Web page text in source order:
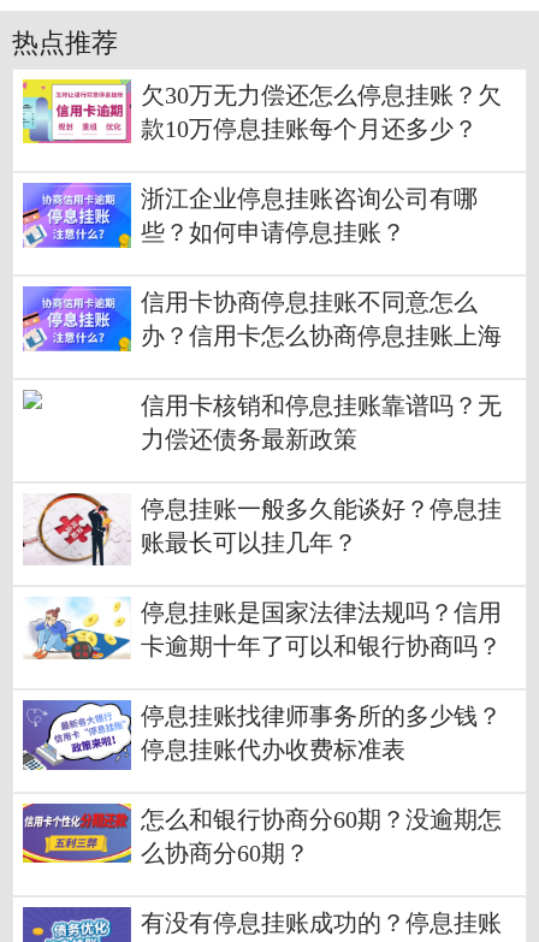
热点推荐
欠30万无力偿还怎么停息挂账？欠
款10万停息挂账每个月还多少？
浙江企业停息挂账咨询公司有哪
些？如何申请停息挂账？
信用卡协商停息挂账不同意怎么
办？信用卡怎么协商停息挂账上海
信用卡核销和停息挂账靠谱吗？无
力偿还债务最新政策
停息挂账一般多久能谈好？停息挂
账最长可以挂几年？
停息挂账是国家法律法规吗？信用
卡逾期十年了可以和银行协商吗？
停息挂账找律师事务所的多少钱？
停息挂账代办收费标准表
怎么和银行协商分60期？没逾期怎
么协商分60期？
有没有停息挂账成功的？停息挂账